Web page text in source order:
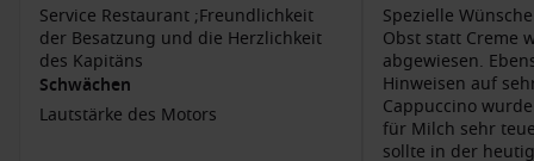
Häfen, die Sie möglicherweise vor oder nach
Braubach besuchen
Rüdesheim
: Rüdesheim ist ein beliebter
Weinort am Rhein, bekannt für seine Drosselgasse, die mit
lebhaften Weinlokalen und Souvenirläden gefüllt ist. Eine
Service Restaurant ;Freundlichkeit
der Besatzung und die Herzlichkeit
des Kapitäns
Schwächen
Lautstärke des Motors
Spezielle
Obst statt Creme
abgewiesen.
Hinweisen auf
Cappuccino
für Milch sehr
sollte in der